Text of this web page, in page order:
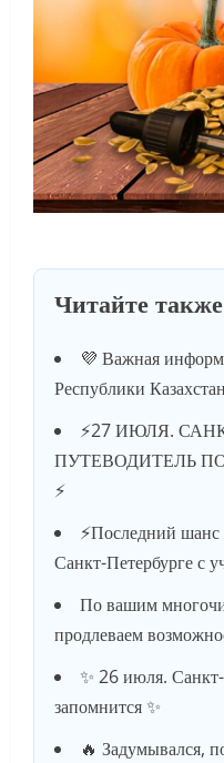
Читайте также
💜 Важная
Республики Казахстан
⚡️27 ИЮЛЯ.
ПУТЕВОДИТЕЛЬ ПО
⚡️
⚡️Последний
Санкт-Петербурге с
По вашим
продлеваем
✨ 26 июля.
запомнится ✨
🔥 Задумывался,